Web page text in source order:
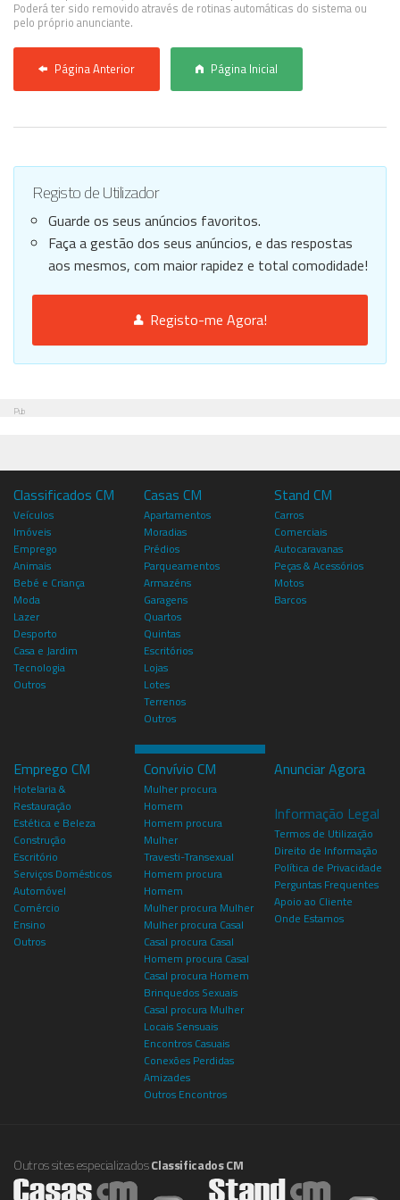
Poderá ter sido removido através de rotinas automáticas do sistema ou
pelo próprio anunciante.
Página Anterior Página Inicial
Registo de Utilizador
Guarde os seus anúncios favoritos.
Faça a gestão dos seus anúncios, e das respostas
aos mesmos, com maior rapidez e total comodidade!
Registo-me Agora!
Pub
Classificados CM
Veículos
Imóveis
Emprego
Animais
Bebé e Criança
Moda
Lazer
Desporto
Casa e Jardim
Tecnologia
Outros
Casas CM
Apartamentos
Moradias
Prédios
Parqueamentos
Armazéns
Garagens
Quartos
Quintas
Escritórios
Lojas
Lotes
Terrenos
Outros
Stand CM
Carros
Comerciais
Autocaravanas
Peças & Acessórios
Motos
Barcos
Emprego CM
Hotelaria &
Restauração
Estética e Beleza
Construção
Escritório
Serviços Domésticos
Automóvel
Comércio
Ensino
Outros
Convívio CM
Mulher procura
Homem
Homem procura
Mulher
Travesti-Transexual
Homem procura
Homem
Mulher procura Mulher
Mulher procura Casal
Casal procura Casal
Homem procura Casal
Casal procura Homem
Brinquedos Sexuais
Casal procura Mulher
Locais Sensuais
Encontros Casuais
Conexões Perdidas
Amizades
Outros Encontros
Anunciar Agora
Informação Legal
Termos de Utilização
Direito de Informação
Política de Privacidade
Perguntas Frequentes
Apoio ao Cliente
Onde Estamos
Outros sites especializadosClassificados CM